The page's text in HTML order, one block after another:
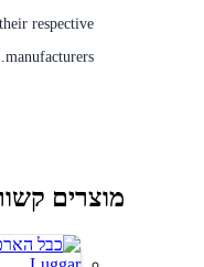
respective
manufacturers.
מוצרים